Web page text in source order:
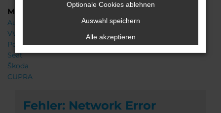
Marken
Audi
VW
Porsche
Seat
Škoda
CUPRA
Fehler: Network Error
Optionale Cookies ablehnen
Auswahl speichern
Alle akzeptieren